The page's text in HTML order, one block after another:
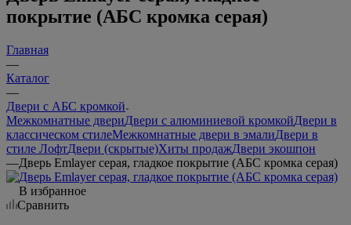
покрытие (АБС кромка серая)
Главная
—
Каталог
—
Двери с АБС кромкой
Межкомнатные двериДвери с алюминиевой кромкойДвери в
классическом стилеМежкомнатные двери в эмалиДвери в
стиле ЛофтДвери (скрытые)Хиты продажДвери экошпон
—Дверь Emlayer серая, гладкое покрытие (АБС кромка серая)
В избранное
Сравнить